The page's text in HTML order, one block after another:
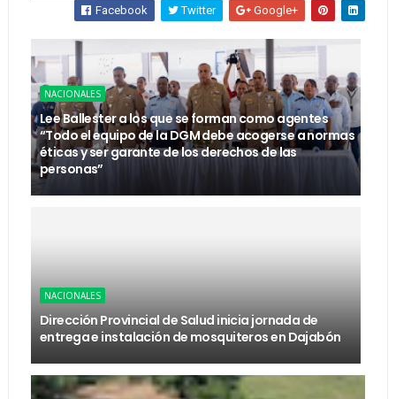
Facebook Twitter Google+
NACIONALES
Lee Ballester a los que se forman como agentes
“Todo el equipo de la DGM debe acogerse a normas
éticas y ser garante de los derechos de las
personas”
NACIONALES
Dirección Provincial de Salud inicia jornada de
entrega e instalación de mosquiteros en Dajabón